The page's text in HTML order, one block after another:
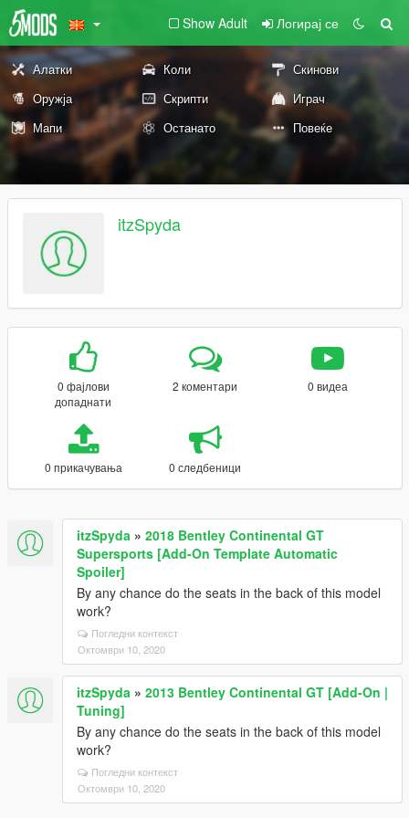
Show Adult Логирај се
Алатки Коли
Скинови
Оружја
Скрипти
Играч
Мапи
Останато Повеќе
itzSpyda
0 фајлови
допаднати
2 коментари 0 видеа
0 прикачувања 0 следбеници
itzSpyda » 2018 Bentley Continental GT
Supersports [Add-On Template Automatic
Spoiler]
By any chance do the seats in the back of this model
work?
Погледни контекст
Октомври 10, 2020
itzSpyda » 2013 Bentley Continental GT [Add-On |
Tuning]
By any chance do the seats in the back of this model
work?
Погледни контекст
Октомври 10, 2020